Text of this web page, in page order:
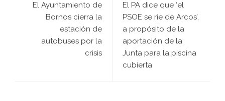
El Ayuntamiento de
Bornos cierra la
estación de
autobuses por la
crisis
El PA dice que ‘el
PSOE se ríe de Arcos’,
a propósito de la
aportación de la
Junta para la piscina
cubierta